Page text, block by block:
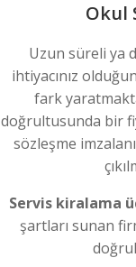
Okul
Uzun süreli ya
ihtiyacınız
fark
doğrultusunda bir
sözleşme
Servis kiralama
şartları sunan